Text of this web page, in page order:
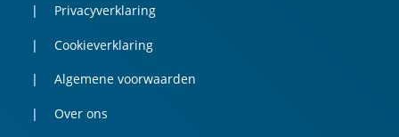
Privacyverklaring
Cookieverklaring
Algemene voorwaarden
Over ons